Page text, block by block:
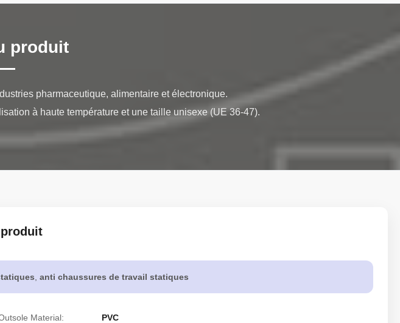
produit
pharmaceutique, alimentaire et électronique.
à haute température et une taille unisexe (UE 36-47).
anti chaussures de travail statiques
Material: PVC